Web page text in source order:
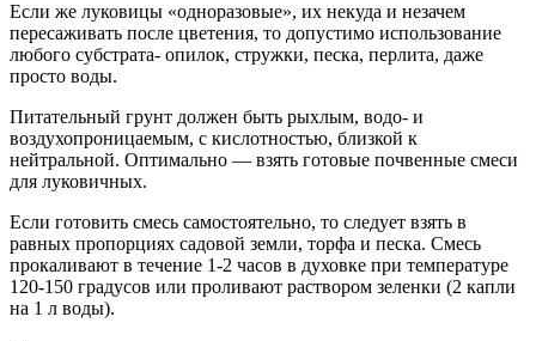
Если же луковицы «одноразовые», их некуда и незачем
пересаживать после цветения, то допустимо использование
любого субстрата- опилок, стружки, песка, перлита, даже
просто воды.
Питательный грунт должен быть рыхлым, водо- и
воздухопроницаемым, с кислотностью, близкой к
нейтральной. Оптимально — взять готовые почвенные смеси
для луковичных.
Если готовить смесь самостоятельно, то следует взять в
равных пропорциях садовой земли, торфа и песка. Смесь
прокаливают в течение 1-2 часов в духовке при температуре
120-150 градусов или проливают раствором зеленки (2 капли
на 1 л воды).